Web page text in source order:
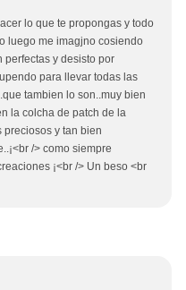
lo que te propongas y todo
luego me imagjno cosiendo
perfectas y desisto por
para llevar todas las
tambien lo son..muy bien
la colcha de patch de la
preciosos y tan bien
/> como siempre
¡<br /> Un beso <br